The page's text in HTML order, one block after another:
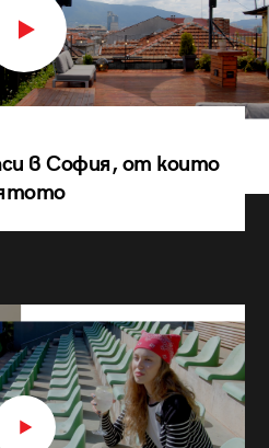
в София, от които